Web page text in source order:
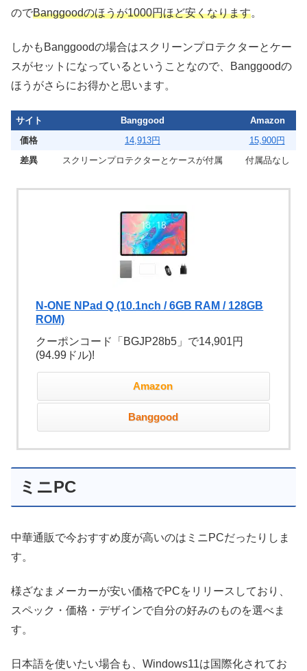
のでBanggoodのほうが1000円ほど安くなります。
しかもBanggoodの場合はスクリーンプロテクターとケー
スがセットになっているということなので、Banggoodの
ほうがさらにお得かと思います。
サイト Banggood
Amazon
価格
14,913円
15,900円
差異
スクリーンプロテクターとケースが付属 付属品なし
N-ONE NPad Q (10.1nch / 6GB RAM / 128GB
ROM)
クーポンコード「BGJP28b5」で14,901円
(94.99ドル)!
Amazon
Banggood
ミニPC
中華通販で今おすすめ度が高いのはミニPCだったりしま
す。
様ざなまメーカーが安い価格でPCをリリースしており、
スペック・価格・デザインで自分の好みのものを選べま
す。
日本語を使いたい場合も、Windows11は国際化されてお